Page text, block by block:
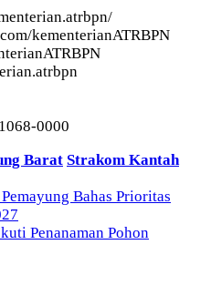
kementerianATRBPN
0000
Barat Strakom Kantah
Bahas Prioritas
Penanaman Pohon